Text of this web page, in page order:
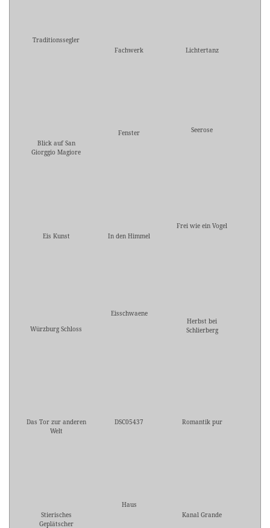
Traditionssegler
Fachwerk
Lichtertanz
Blick auf San
Giorggio Magiore
Fenster Seerose
Eis Kunst In den Himmel
Frei wie ein Vogel
Würzburg Schloss
Eisschwaene
Herbst bei
Schlierberg
Das Tor zur anderen
Welt
DSC05437 Romantik pur
Stierisches
Geplätscher
Haus
Kanal Grande